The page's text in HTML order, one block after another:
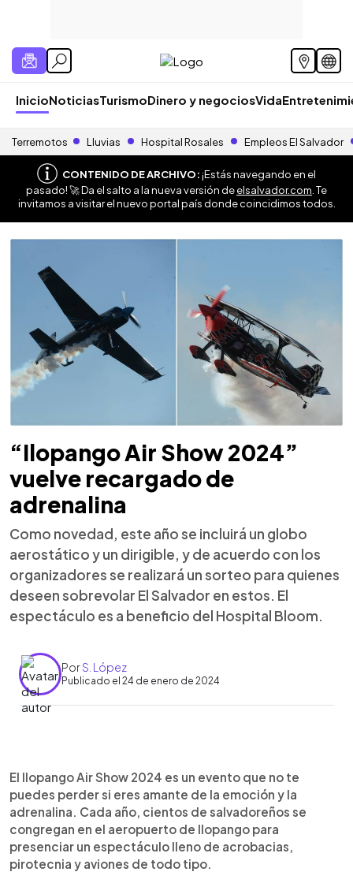
InicioNoticiasTurismoDinero y negociosVida
Terremotos Lluvias Hospital Rosales Empleos El Salvador
CONTENIDO DE ARCHIVO:¡Estás navegando en el
pasado! 🚀 Da el salto a la nueva versión deelsalvador.com . Te
invitamos a visitar el nuevo portal país donde coincidimos todos.
“Ilopango Air Show 2024”
vuelve recargado de
adrenalina
Como novedad, este año se incluirá un globo
aerostático y un dirigible, y de acuerdo con los
organizadores se realizará un sorteo para quienes
deseen sobrevolar El Salvador en estos. El
espectáculo es a beneficio del Hospital Bloom.
PorS. López
Publicado el 24 de enero de 2024
Escuchar artículo
El Ilopango Air Show 2024 es un evento que no te
puedes perder si eres amante de la emoción y la
adrenalina. Cada año, cientos de salvadoreños se
congregan en el aeropuerto de Ilopango para
presenciar un espectáculo lleno de acrobacias,
pirotecnia y aviones de todo tipo.